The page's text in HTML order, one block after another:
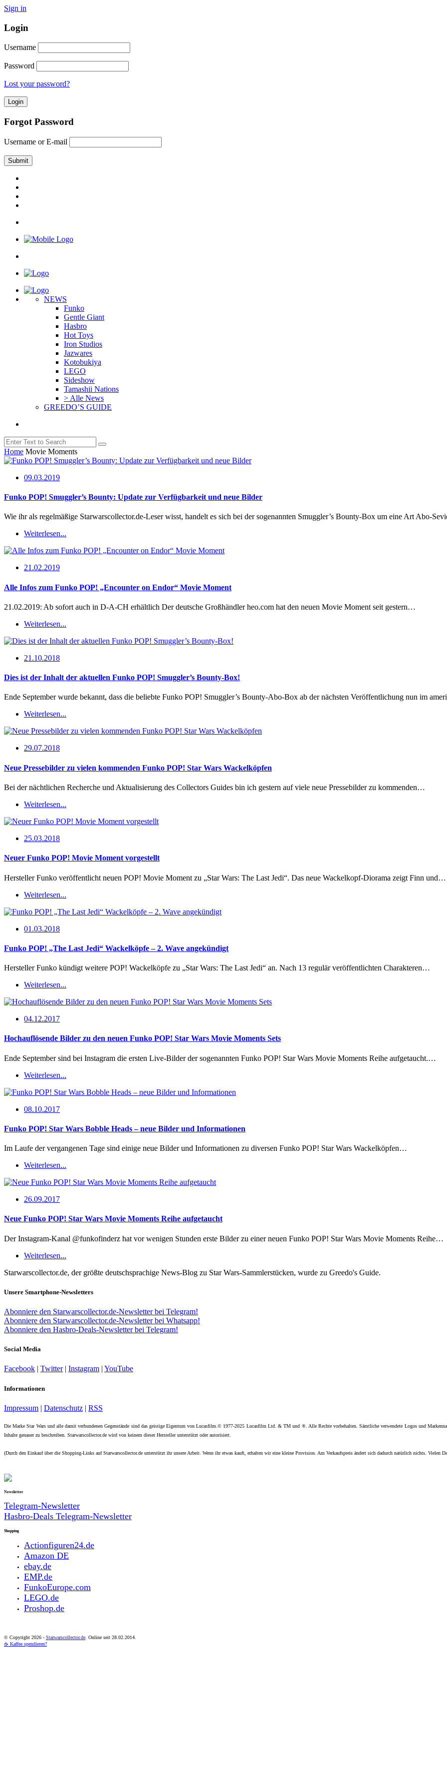
Sign in
Login
Username
Password
Lost your password?
Forgot Password
Username or E-mail
NEWS
Funko
Gentle Giant
Hasbro
Hot Toys
Iron Studios
Jazwares
Kotobukiya
LEGO
Sideshow
Tamashii Nations
> Alle News
GREEDO’S GUIDE
Home Movie Moments
09.03.2019
Funko POP! Smuggler’s Bounty: Update zur Verfügbarkeit und neue Bilder
Wie ihr als regelmäßige Starwarscollector.de-Leser wisst, handelt es sich bei der sogenannten Smuggler’s Bounty-Box um eine Art Abo-
Weiterlesen...
21.02.2019
Alle Infos zum Funko POP! „Encounter on Endor“ Movie Moment
21.02.2019: Ab sofort auch in D-A-CH erhältlich Der deutsche Großhändler heo.com hat den neuen Movie Moment seit gestern…
Weiterlesen...
21.10.2018
Dies ist der Inhalt der aktuellen Funko POP! Smuggler’s Bounty-Box!
Ende September wurde bekannt, dass die beliebte Funko POP! Smuggler’s Bounty-Abo-Box ab der nächsten Veröffentlichung nun im
Weiterlesen...
29.07.2018
Neue Pressebilder zu vielen kommenden Funko POP! Star Wars Wackelköpfen
Bei der nächtlichen Recherche und Aktualisierung des Collectors Guides bin ich gestern auf viele neue Pressebilder zu kommenden…
Weiterlesen...
25.03.2018
Neuer Funko POP! Movie Moment vorgestellt
Hersteller Funko veröffentlicht neuen POP! Movie Moment zu „Star Wars: The Last Jedi“. Das neue Wackelkopf-Diorama zeigt Finn und…
Weiterlesen...
01.03.2018
Funko POP! „The Last Jedi“ Wackelköpfe – 2. Wave angekündigt
Hersteller Funko kündigt weitere POP! Wackelköpfe zu „Star Wars: The Last Jedi“ an. Nach 13 regulär veröffentlichten Charakteren…
Weiterlesen...
04.12.2017
Hochauflösende Bilder zu den neuen Funko POP! Star Wars Movie Moments Sets
Ende September sind bei Instagram die ersten Live-Bilder der sogenannten Funko POP! Star Wars Movie Moments Reihe aufgetaucht.…
Weiterlesen...
08.10.2017
Funko POP! Star Wars Bobble Heads – neue Bilder und Informationen
Im Laufe der vergangenen Tage sind einige neue Bilder und Informationen zu diversen Funko POP! Star Wars Wackelköpfen…
Weiterlesen...
26.09.2017
Neue Funko POP! Star Wars Movie Moments Reihe aufgetaucht
Der Instagram-Kanal @funkofinderz hat vor wenigen Stunden erste Bilder zu einer neuen Funko POP! Star Wars Movie Moments Reihe…
Weiterlesen...
Starwarscollector.de, der größte deutschsprachige News-Blog zu Star Wars-Sammlerstücken, wurde zu Greedo's Guide.
Unsere Smartphone-Newsletters
Abonniere den Starwarscollector.de-Newsletter bei Telegram!
Abonniere den Starwarscollector.de-Newsletter bei Whatsapp!
Abonniere den Hasbro-Deals-Newsletter bei Telegram!
Social Media
Facebook | Twitter| Instagram | YouTube
Informationen
Impressum | Datenschutz | RSS
Die Marke Star Wars und alle damit verbundenen Gegenstände sind das geistige Eigentum von Lucasfilm.© 1977-2025 Lucasfilm Ltd. & TM und ®. Alle Rechte vorbehalten. Sämtliche verwendete Logos und
Inhalte genauer zu beschreiben. Starwarscollector.de wird von keinem dieser Hersteller unterstützt oder autorisiert.
(Durch den Einkauf über die Shopping-Links auf Starwarscollector.de unterstützt ihr unsere Arbeit. Wenn ihr etwas kauft, erhalten wir eine kleine Provision. Am Verkaufspreis ändert sich dadurch natürlich nichts. Vielen
Newsletter
Telegram-Newsletter
Hasbro-Deals Telegram-Newsletter
Shopping
Actionfiguren24.de
Amazon DE
ebay.de
EMP.de
FunkoEurope.com
LEGO.de
Proshop.de
© Copyright 2026 - Starwarscollector.de . Online seit 28.02.2014.
☕ Kaffee spendieren?